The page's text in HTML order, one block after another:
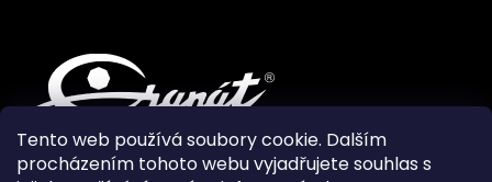
Tento web používá soubory cookie. Dalším
procházením tohoto webu vyjadřujete souhlas s